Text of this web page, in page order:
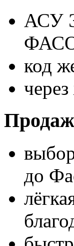
АСУ
код
до